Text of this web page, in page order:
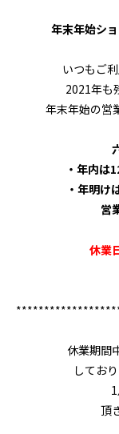
年末年始シ
いつもご
2021年も
年末年始の営
・年内は
・年明け
営
休業
休業期間
してお
頂